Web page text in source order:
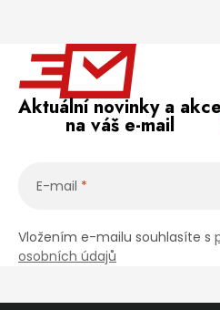
Aktuální novinky a akce
na váš e-mail
E-mail
Vložením e-mailu souhlasíte s
osobních údajů